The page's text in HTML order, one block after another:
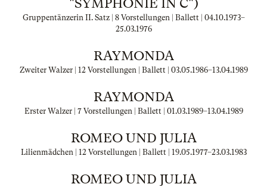
"SYMPHONIE IN C")
Gruppentänzerin II. Satz | 8 Vorstellungen | Ballett | 04.10.1973–
25.03.1976
RAYMONDA
Zweiter Walzer | 12 Vorstellungen | Ballett | 03.05.1986–13.04.1989
RAYMONDA
Erster Walzer | 7 Vorstellungen | Ballett | 01.03.1989–13.04.1989
ROMEO UND JULIA
Lilienmädchen | 12 Vorstellungen | Ballett | 19.05.1977–23.03.1983
ROMEO UND JULIA